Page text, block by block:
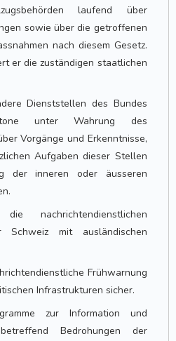
laufend über
sowie über die getroffenen
nach diesem Gesetz.
er die zuständigen staatlichen
Dienststellen des Bundes
unter Wahrung des
Vorgänge und Erkenntnisse,
Aufgaben dieser Stellen
der inneren oder äusseren
nachrichtendienstlichen
Schweiz mit ausländischen
Frühwarnung
Infrastrukturen sicher.
zur Information und
Bedrohungen der